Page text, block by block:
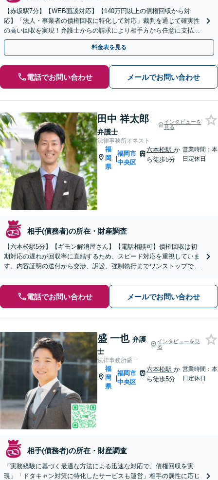
【赤坂駅7分】【WEB面談対応】【140万円以上の債権回収から対
応】「法人・事業者の債権回収に特化して対応」裁判を通じて確実性
の高い回収を実現！弁護士からの請求により相手方から任意に支払わ
れるケースも多数あり「企業法務から債権回収まで」
料金表を見る
電話でお問い合わせ メールでお問い合わせ
田中 祥太郎
弁護士
インタビューを
見る
法律事務所オネスト
福
岡
県
|
福岡市
中央区
六本松駅か
ら徒歩5分
営業時間：本
日定休日
相手(債務者)の所在・財産調査
【六本松駅5分】【ギモン解消屋さん】【電話相談可】債権回収は初
期対応の遅れが回収率に直結するため、スピード対応を重視していま
す。内容証明の送付から交渉、訴訟、強制執行までワンストップで対
電話でお問い合わせ メールでお問い合わせ
盛 一也 弁護
士
インタビューを見
る
法律事務所盛一
福
岡
県
|
福岡市
中央区
六本松駅か
ら徒歩5分
営業時間：本
日定休日
相手(債務者)の所在・財産調査
「実務経験に基づく最適な方法による迅速な対応で、債権回収を実
現」「ドタキャン対策に特化したサービスも運営」相手の属性に応じ